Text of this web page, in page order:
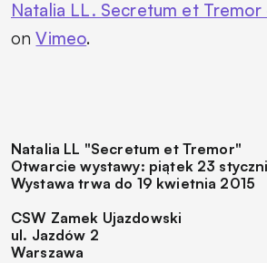
Natalia LL. Secretum et
onVimeo.
Natalia LL "Secretum et Tremor"
Otwarcie wystawy: piątek 23
Wystawa trwa do 19 kwietnia 2015
CSW Zamek Ujazdowski
ul. Jazdów 2
Warszawa